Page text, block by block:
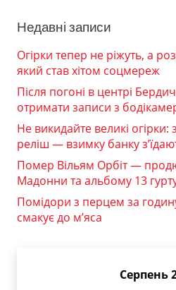
Недавні записи
Огірки тепер не ріжуть, а
який став хітом соцмереж
Після погоні в центрі
отримати записи з
Не викидайте великі огірки:
реліш — взимку банку
Помер Вільям Орбіт —
Мадонни та альбому 13
Помідори з перцем за
смакує до м’яса
Серпень